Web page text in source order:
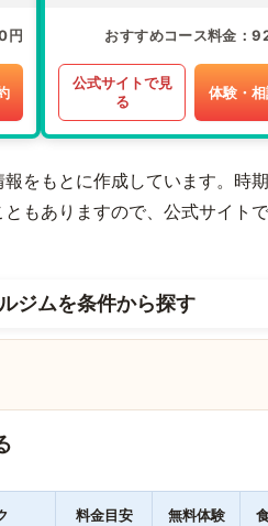
円 おすすめコース料金
公式サイトで見
る
体験・
をもとに作成しています。時
もありますので、公式サイトで
ジムを条件から探す
料金目安 無料体験